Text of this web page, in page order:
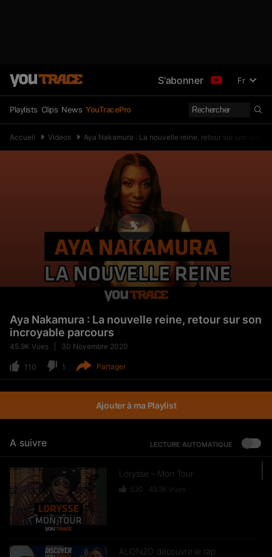
S'abonner Fr
Playlists Clips News YouTracePro
Accueil Videos Aya Nakamura : La nouvelle reine, retour sur son
Aya Nakamura : La nouvelle reine, retour sur son
incroyable parcours
45.9K Vues 30 Novembre 2020
110 1 Partager
Ajouter à ma Playlist
A suivre LECTURE AUTOMATIQUE
Lorysse – Mon Tour
530 49.3K Vues
ALONZO découvre le rap